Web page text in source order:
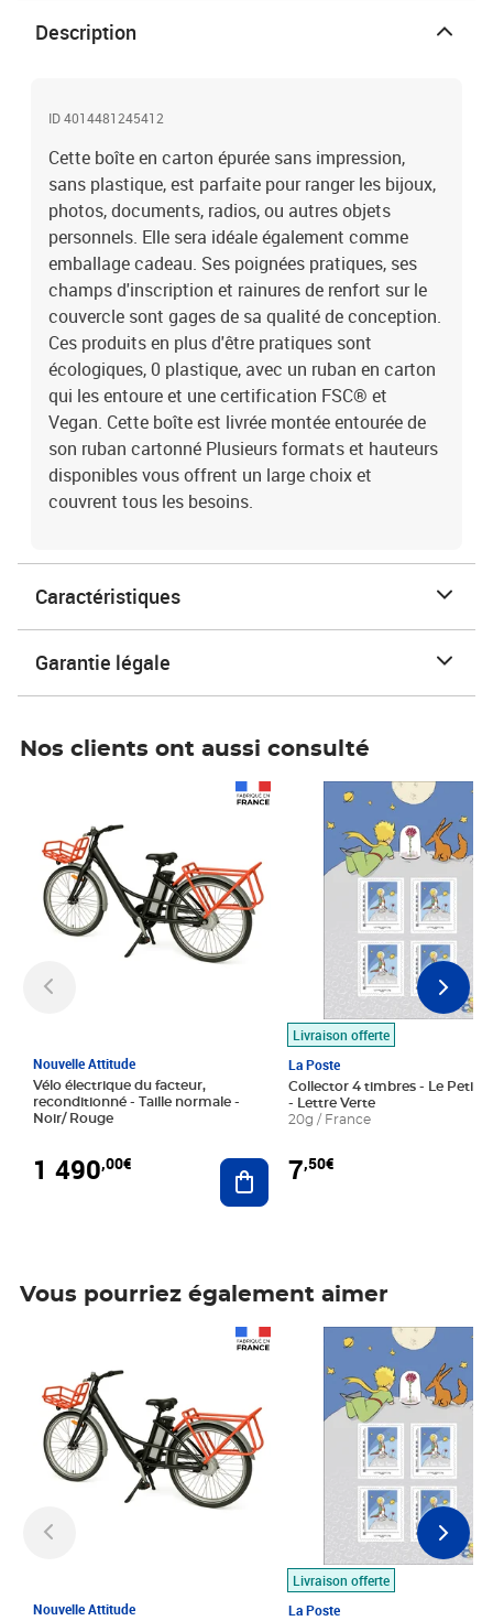
Description
ID 4014481245412
Cette boîte en carton épurée sans impression,
sans plastique, est parfaite pour ranger les bijoux,
photos, documents, radios, ou autres objets
personnels. Elle sera idéale également comme
emballage cadeau. Ses poignées pratiques, ses
champs d'inscription et rainures de renfort sur le
couvercle sont gages de sa qualité de conception.
Ces produits en plus d'être pratiques sont
écologiques, 0 plastique, avec un ruban en carton
qui les entoure et une certification FSC® et
Vegan. Cette boîte est livrée montée entourée de
son ruban cartonné Plusieurs formats et hauteurs
disponibles vous offrent un large choix et
couvrent tous les besoins.
Caractéristiques
Garantie légale
Nos clients ont aussi consulté
Nouvelle Attitude
Vélo électrique du facteur,
reconditionné - Taille normale -
Noir/ Rouge
1 490,00€ Ajouter au panier
Livraison offerte
La Poste
Collector 4 timbres - Le Petit
- Lettre Verte
20g / France
7,50€
Prix 7,50€
Vous pourriez également aimer
Nouvelle Attitude
Livraison offerte
La Poste
Prix 7,50€